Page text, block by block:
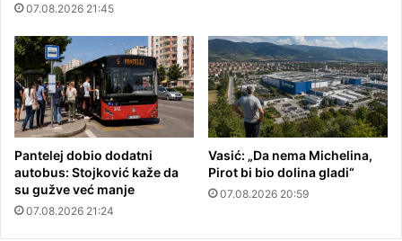
07.08.2026 21:45
Pantelej dobio dodatni
autobus: Stojković kaže da
su gužve već manje
07.08.2026 21:24
Vasić: „Da nema Michelina,
Pirot bi bio dolina gladi“
07.08.2026 20:59